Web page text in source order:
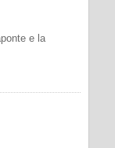
e la